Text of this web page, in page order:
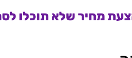
מחיר שלא תוכלו